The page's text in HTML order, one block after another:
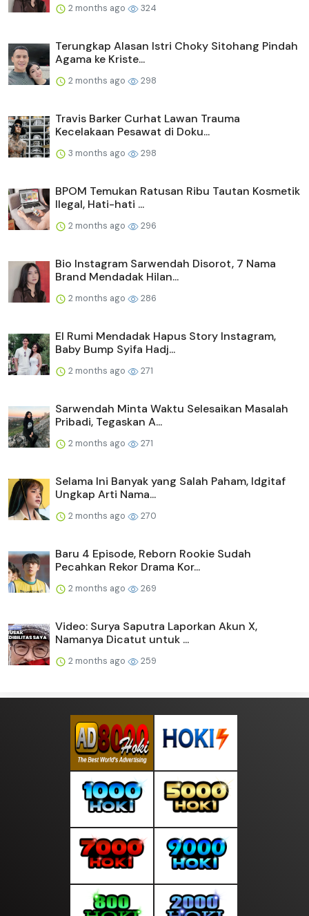
2 months ago 324
Terungkap Alasan Istri Choky Sitohang Pindah
Agama ke Kriste...
2 months ago 298
Travis Barker Curhat Lawan Trauma
Kecelakaan Pesawat di Doku...
3 months ago 298
BPOM Temukan Ratusan Ribu Tautan Kosmetik
Ilegal, Hati-hati ...
2 months ago 296
Bio Instagram Sarwendah Disorot, 7 Nama
Brand Mendadak Hilan...
2 months ago 286
El Rumi Mendadak Hapus Story Instagram,
Baby Bump Syifa Hadj...
2 months ago 271
Sarwendah Minta Waktu Selesaikan Masalah
Pribadi, Tegaskan A...
2 months ago 271
Selama Ini Banyak yang Salah Paham, Idgitaf
Ungkap Arti Nama...
2 months ago 270
Baru 4 Episode, Reborn Rookie Sudah
Pecahkan Rekor Drama Kor...
2 months ago 269
Video: Surya Saputra Laporkan Akun X,
Namanya Dicatut untuk ...
2 months ago 259